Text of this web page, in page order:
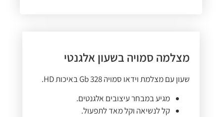
מצלמה סמויה בשעון אלגנטי
שעון עם מצלמת וידאו סמויה 328 Gb באיכות HD.
מגיע במבחר עיצובים אלגנטים.
קל לנשיאה וקל מאד לתפעול.